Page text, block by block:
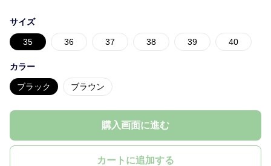
サイズ
35 36 37 38 39 40
カラー
ブラック ブラウン
購入画面に進む
カートに追加する